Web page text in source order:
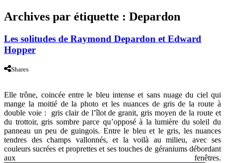
Archives par étiquette : Depardon
Les solitudes de Raymond Depardon et Edward
Hopper
Shares
Elle trône, coincée entre le bleu intense et sans nuage du ciel qui
mange la moitié de la photo et les nuances de gris de la route à
double voie : gris clair de l’îlot de granit, gris moyen de la route et
du trottoir, gris sombre parce qu’opposé à la lumière du soleil du
panneau un peu de guingois. Entre le bleu et le gris, les nuances
tendres des champs vallonnés, et la voilà au milieu, avec ses
couleurs sucrées et proprettes et ses touches de géraniums débordant
aux fenêtres.